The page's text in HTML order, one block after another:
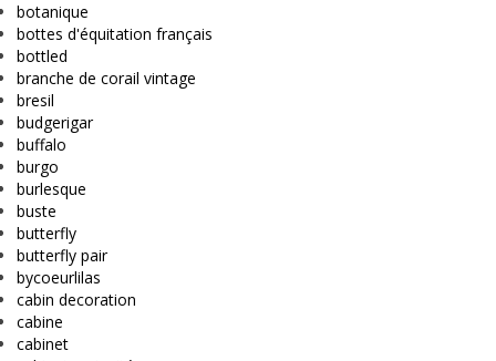
botanique
bottes d'équitation français
bottled
branche de corail vintage
bresil
budgerigar
buffalo
burgo
burlesque
buste
butterfly
butterfly pair
bycoeurlilas
cabin decoration
cabine
cabinet